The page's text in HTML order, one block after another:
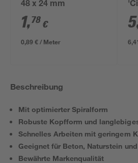
48 x 24 mm
1,78 €
0,89 € / Meter
5
Beschreibung
Mit optimierter Spiralform
Robuste Kopfform und
Schnelles Arbeiten mit geringem
Geeignet für Beton, Naturstein
Bewährte Markenqualität